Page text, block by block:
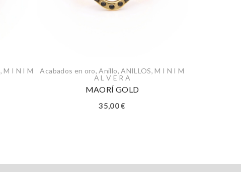
,M I N I M
Acabados en oro,Anillo,ANILLOS,M I N I M
A L V E R A
MAORÍ GOLD
35,00€